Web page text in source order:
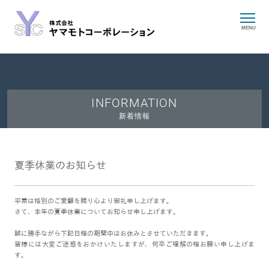
MENU
INFORMATION
新着情報
夏季休業のお知らせ
平素は格別のご愛顧を賜り心より御礼申し上げます。
さて、本年の夏季休業についてお知らせ申し上げます。
誠に勝手ながら下記日程の期間中はお休みとさせていただきます。
皆様には大変ご迷惑をおかけいたしますが、何卒ご理解の程お願い申し上げま
す。